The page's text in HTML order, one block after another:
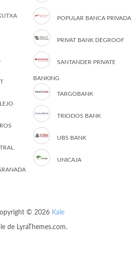
POPULAR BANCA PRIVADA
PRIVAT BANK DEGROOF
SANTANDER PRIVATE
BANKING
TARGOBANK
TRIODOS BANK
UBS BANK
UNICAJA
© 2026 Kale
de LyraThemes.com.